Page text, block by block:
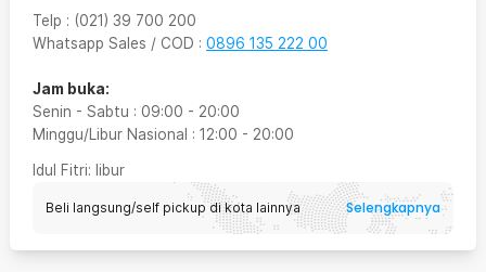
Telp : (021) 39 700 200
Whatsapp Sales / COD : 0896 135 222 00
Jam buka:
Senin - Sabtu : 09:00 - 20:00
Minggu/Libur Nasional : 12:00 - 20:00
Idul Fitri: libur
Beli langsung/self pickup di kota lainnya Selengkapnya